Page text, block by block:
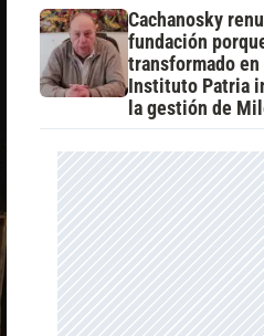
Cachanosky
fundación
transformado
Instituto Patria
la gestión de